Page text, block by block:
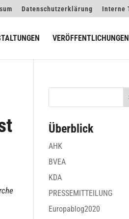
Datenschutzerklärung Interne
VERÖFFENTLICHUNGEN
Überblick
AHK
BVEA
KDA
PRESSEMITTEILUNG
Europablog2020